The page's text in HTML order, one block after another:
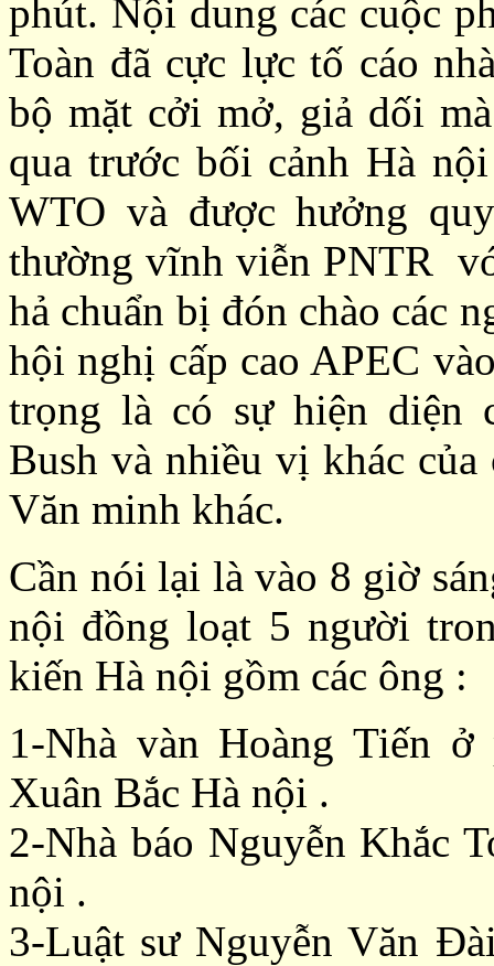
phút. Nội dung các cuộc
Toàn đã cực lực tố cáo
bộ mặt cởi mở, giả dối
qua trước bối cảnh Hà
WTO và được hưởng
thường vĩnh viễn PNTR
hả chuẩn bị đón chào các
hội nghị cấp cao APEC
trọng là có sự hiện diện
Bush và nhiều vị khác
Văn minh khác.
Cần nói lại là vào 8 giờ
nội đồng loạt 5 người
kiến Hà nội gồm các ông :
1-Nhà vàn Hoàng Tiến
Xuân Bắc Hà nội .
2-Nhà báo Nguyễn Khắc
nội .
3-Luật sư Nguyễn Văn